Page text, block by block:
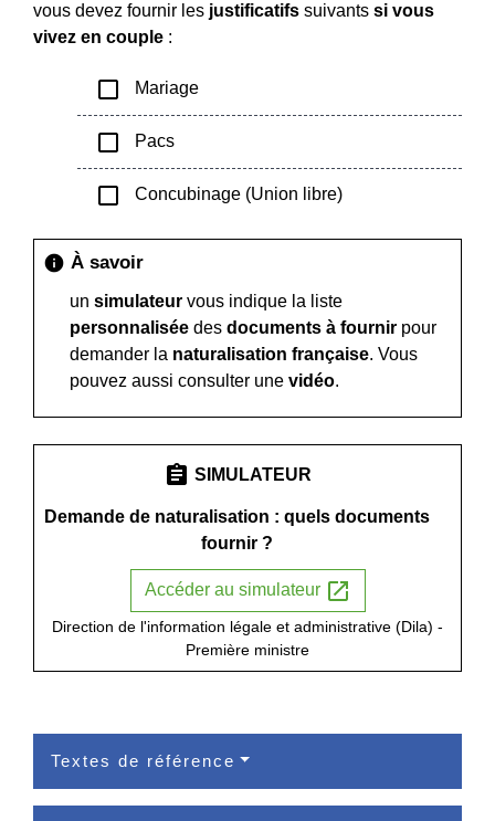
vous devez fournir les justificatifs suivants si vous
vivez en couple :
check_box_outline_blank Mariage
check_box_outline_blank Pacs
check_box_outline_blank Concubinage (Union libre)
info À savoir
un simulateur vous indique la liste
personnalisée des documents à fournir pour
demander la naturalisation française. Vous
pouvez aussi consulter une vidéo.
assignment SIMULATEUR
Demande de naturalisation : quels documents
fournir ?
Accéder au simulateur open_in_new
Direction de l'information légale et administrative (Dila) -
Première ministre
Textes de référence